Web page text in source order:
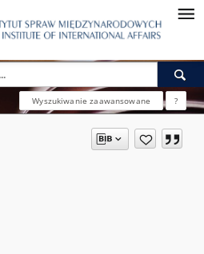
Wyszukiwanie zaawansowane ?